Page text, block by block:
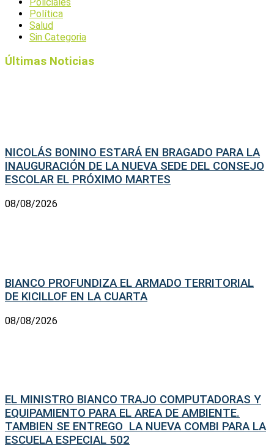
Política
Salud
Sin Categoria
Últimas Noticias
NICOLÁS BONINO ESTARÁ EN BRAGADO PARA LA
INAUGURACIÓN DE LA NUEVA SEDE DEL CONSEJO
ESCOLAR EL PRÓXIMO MARTES
08/08/2026
BIANCO PROFUNDIZA EL ARMADO TERRITORIAL
DE KICILLOF EN LA CUARTA
08/08/2026
EL MINISTRO BIANCO TRAJO COMPUTADORAS Y
EQUIPAMIENTO PARA EL AREA DE AMBIENTE.
TAMBIEN SE ENTREGO LA NUEVA COMBI PARA LA
ESCUELA ESPECIAL 502